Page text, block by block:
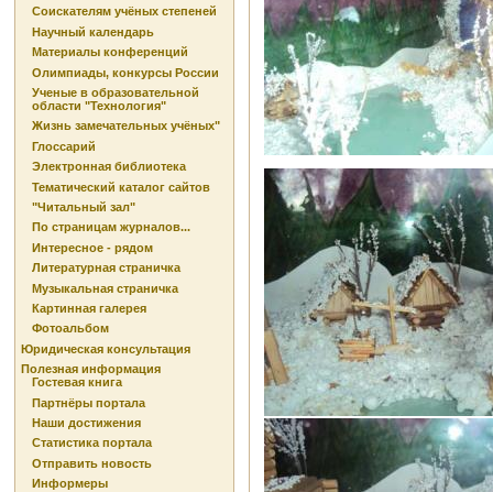
Соискателям учёных степеней
Научный календарь
Материалы конференций
Олимпиады, конкурсы России
Ученые в образовательной
области "Технология"
Жизнь замечательных учёных"
Глоссарий
Электронная библиотека
Тематический каталог сайтов
"Читальный зал"
По страницам журналов...
Интересное - рядом
Литературная страничка
Музыкальная страничка
Картинная галерея
Фотоальбом
Юридическая консультация
Полезная информация
Гостевая книга
Партнёры портала
Наши достижения
Статистика портала
Отправить новость
Информеры